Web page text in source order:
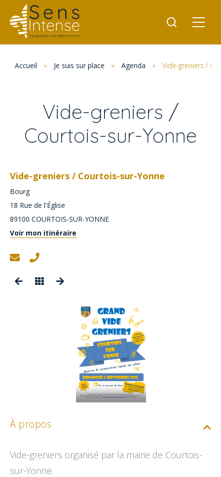
Accueil » Je suis sur place » Agenda » Vide-greniers /
Vide-greniers /
Courtois-sur-Yonne
Vide-greniers / Courtois-sur-Yonne
Bourg
18 Rue de l'Église
89100 COURTOIS-SUR-YONNE
Voir mon itinéraire
À propos
Vide-greniers organisé par la mairie de Courtois-
sur-Yonne.